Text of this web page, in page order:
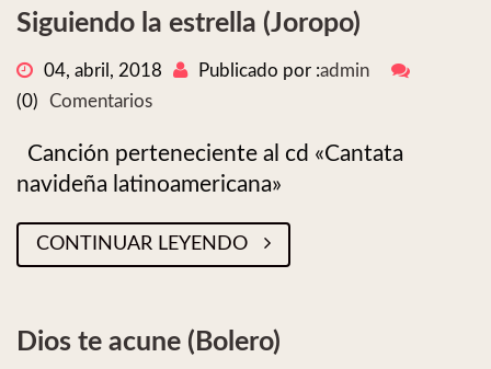
Siguiendo la estrella (Joropo)
04, abril, 2018 Publicado por :admin
(0)
Comentarios
Canción perteneciente al cd «Cantata
navideña latinoamericana»
CONTINUAR LEYENDO
Dios te acune (Bolero)